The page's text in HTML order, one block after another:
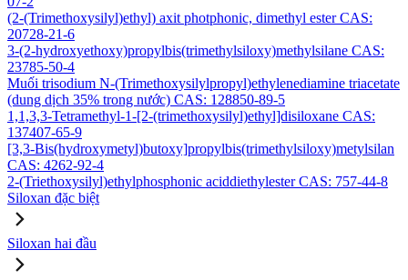
(2-(Trimethoxysilyl)ethyl) axit photphonic, dimethyl ester CAS:
20728-21-6
3-(2-hydroxyethoxy)propylbis(trimethylsiloxy)methylsilane CAS:
23785-50-4
Muối trisodium N-(Trimethoxysilylpropyl)ethylenediamine triacetate
(dung dịch 35% trong nước) CAS: 128850-89-5
1,1,3,3-Tetramethyl-1-[2-(trimethoxysilyl)ethyl]disiloxane CAS:
137407-65-9
[3,3-Bis(hydroxymetyl)butoxy]propylbis(trimethylsiloxy)metylsilan
CAS: 4262-92-4
2-(Triethoxysilyl)ethylphosphonic aciddiethylester CAS: 757-44-8
Siloxan đặc biệt
Siloxan hai đầu